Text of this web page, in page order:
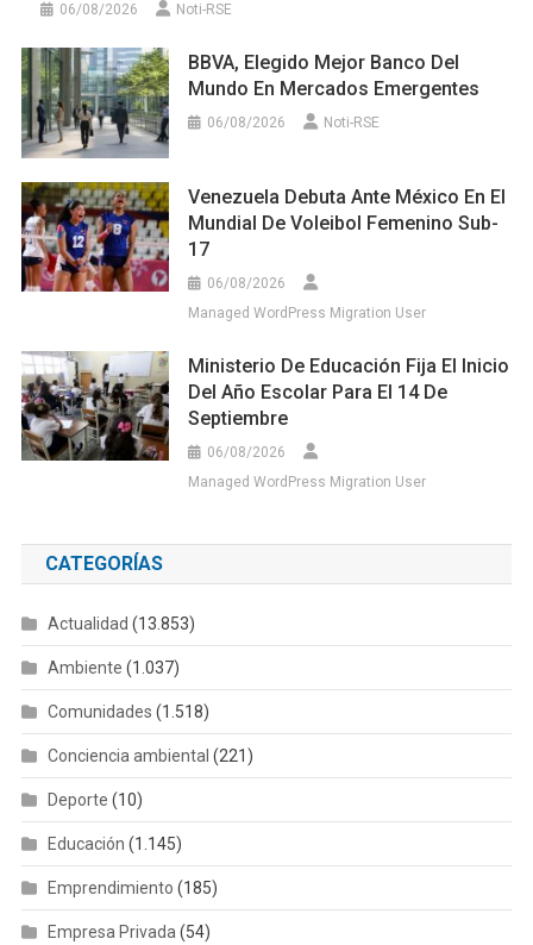
06/08/2026 Noti-RSE
BBVA, Elegido Mejor Banco Del
Mundo En Mercados Emergentes
06/08/2026 Noti-RSE
Venezuela Debuta Ante México En El
Mundial De Voleibol Femenino Sub-
17
06/08/2026
Managed WordPress Migration User
Ministerio De Educación Fija El Inicio
Del Año Escolar Para El 14 De
Septiembre
06/08/2026
Managed WordPress Migration User
CATEGORÍAS
Actualidad (13.853)
Ambiente (1.037)
Comunidades (1.518)
Conciencia ambiental (221)
Deporte (10)
Educación (1.145)
Emprendimiento (185)
Empresa Privada (54)